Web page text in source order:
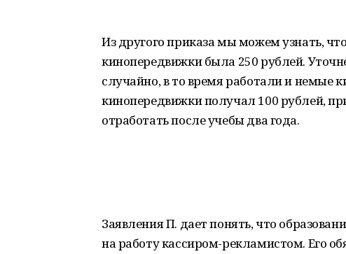
Из другого приказа мы можем узнать,
кинопередвижки была 250 рублей.
случайно, в то время работали и немые
кинопередвижки получал 100 рублей,
отработать после учебы два года.
Заявления П. дает понять, что
на работу кассиром-рекламистом. Его